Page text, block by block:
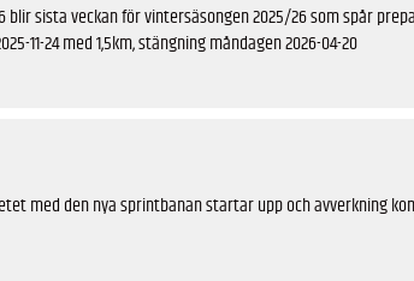
sista veckan för vintersäsongen 2025/26 som spår
11-24 med 1,5km, stängning måndagen 2026-04-20
med den nya sprintbanan startar upp och avverkning